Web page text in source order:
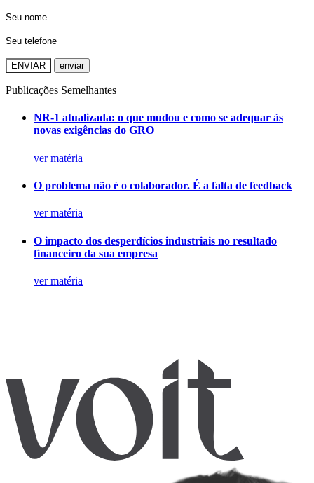
ENVIAR
Publicações Semelhantes
NR-1 atualizada: o que mudou e como se adequar às
novas exigências do GRO
ver matéria
O problema não é o colaborador. É a falta de feedback
ver matéria
O impacto dos desperdícios industriais no resultado
financeiro da sua empresa
ver matéria